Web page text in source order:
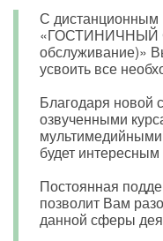
С дистанционным
«ГОСТИНИЧНЫЙ
обслуживание)»
усвоить все
Благодаря новой
озвученными
будет
Постоянная
позволит Вам
данной сферы